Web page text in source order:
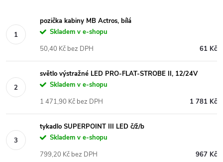
pozička kabiny MB Actros, bílá
Skladem v e-shopu
61 Kč
50,40 Kč bez DPH
světlo výstražné LED PRO-FLAT-STROBE II, 12/24V
Skladem v e-shopu
1 781 Kč
1 471,90 Kč bez DPH
tykadlo SUPERPOINT III LED č/ž/b
Skladem v e-shopu
967 Kč
799,20 Kč bez DPH